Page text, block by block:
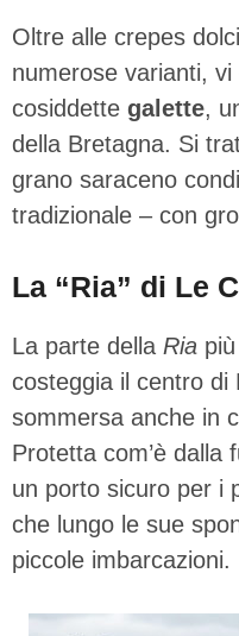
Oltre alle crepes
numerose varianti,
cosiddette galette,
della Bretagna. Si
grano saraceno
tradizionale – con
La “Ria” di Le
La parte della Ria
costeggia il centro di
sommersa anche in
Protetta com’è dalla
un porto sicuro per i
che lungo le sue
piccole imbarcazioni.